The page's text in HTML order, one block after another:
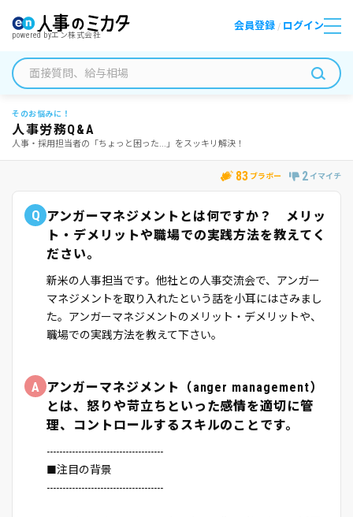
powered byエン株式会社
会員登録 / ログイン
そのお悩みに！
人事労務Q&A
人事・採用担当者の「ちょっと困った...」をスッキリ解決！
83 ブラボー 2 イマイチ
Q アンガーマネジメントとは何ですか？ メリッ
ト・デメリットや職場での実践方法を教えてく
ださい。
新米の人事担当です。他社との人事交流会で、アンガー
マネジメントを取り入れたという話を小耳にはさみまし
た。アンガーマネジメントのメリット・デメリットや、
職場での実践方法を教えて下さい。
A
アンガーマネジメント（anger management）
とは、怒りや苛立ちといった感情を適切に管
理、コントロールするスキルのことです。
-------------------------------------
■注目の背景
-------------------------------------